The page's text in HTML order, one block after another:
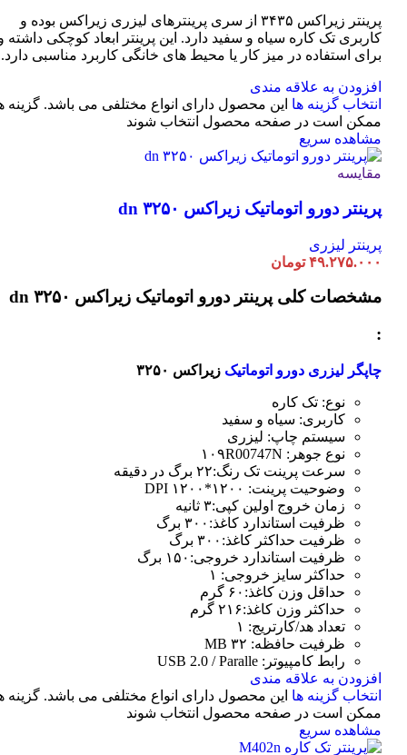
پرینتر زیراکس ۳۴۳۵ از سری پرینترهای لیزری زیراکس بوده و
کاربری تک کاره سیاه و سفید دارد. این پرینتر ابعاد کوچکی داشته
برای استفاده در میز کار یا محیط های خانگی کاربرد مناسبی دارد.
افزودن به علاقه مندی
انتخاب گزینه ها این محصول دارای انواع مختلفی می باشد. گزینه
ممکن است در صفحه محصول انتخاب شوند
مشاهده سریع
مقایسه
پرینتر دورو اتوماتیک زیراکس dn ۳۲۵۰
پرینتر لیزری
۴۹.۲۷۵.۰۰۰ تومان
مشخصات کلی پرینتر دورو اتوماتیک زیراکس dn ۳۲۵۰
:
چاپگر لیزری دورو اتوماتیک زیراکس ۳۲۵۰
نوع: تک کاره
کاربری: سیاه و سفید
سیستم چاپ: لیزری
نوع جوهر: ۱۰۹R00747N
سرعت پرینت تک رنگ:۲۲ برگ در دقیقه
وضوحیت پرینت: ۱۲۰۰*۱۲۰۰ DPI
زمان خروج اولین کپی:۳ ثانیه
ظرفیت استاندارد کاغذ:۳۰۰ برگ
ظرفیت حداکثر کاغذ:۳۰۰ برگ
ظرفیت استاندارد خروجی:۱۵۰ برگ
حداکثر سایز خروجی: ۱
حداقل وزن کاغذ:۶۰ گرم
حداکثر وزن کاغذ:۲۱۶ گرم
تعداد هد/کارتریج: ۱
ظرفیت حافظه: ۳۲ MB
رابط کامپیوتر: USB 2.0 / Paralle
افزودن به علاقه مندی
انتخاب گزینه ها این محصول دارای انواع مختلفی می باشد. گزینه
ممکن است در صفحه محصول انتخاب شوند
مشاهده سریع